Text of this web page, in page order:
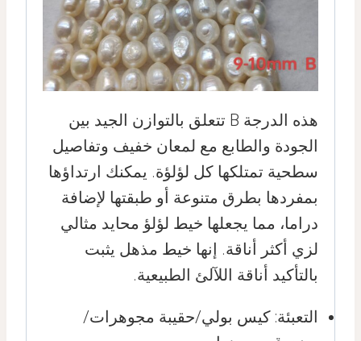
هذه الدرجة B تتعلق بالتوازن الجيد بين
الجودة والطابع مع لمعان خفيف وتفاصيل
سطحية تمتلكها كل لؤلؤة. يمكنك ارتداؤها
بمفردها بطرق متنوعة أو طبقتها لإضافة
دراما، مما يجعلها خيط لؤلؤ محايد مثالي
لزي أكثر أناقة. إنها خيط مذهل يثبت
بالتأكيد أناقة اللآلئ الطبيعية.
التعبئة: كيس بولي/حقيبة مجوهرات/